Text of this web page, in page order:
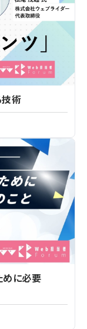
技術
めに必要